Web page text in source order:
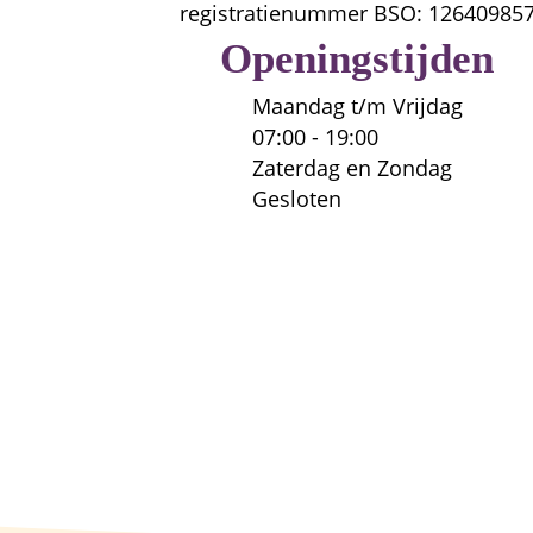
registratienummer BSO:
Openingstijden
Maandag t/m Vrijdag
07:00 - 19:00
Zaterdag en Zondag
Gesloten